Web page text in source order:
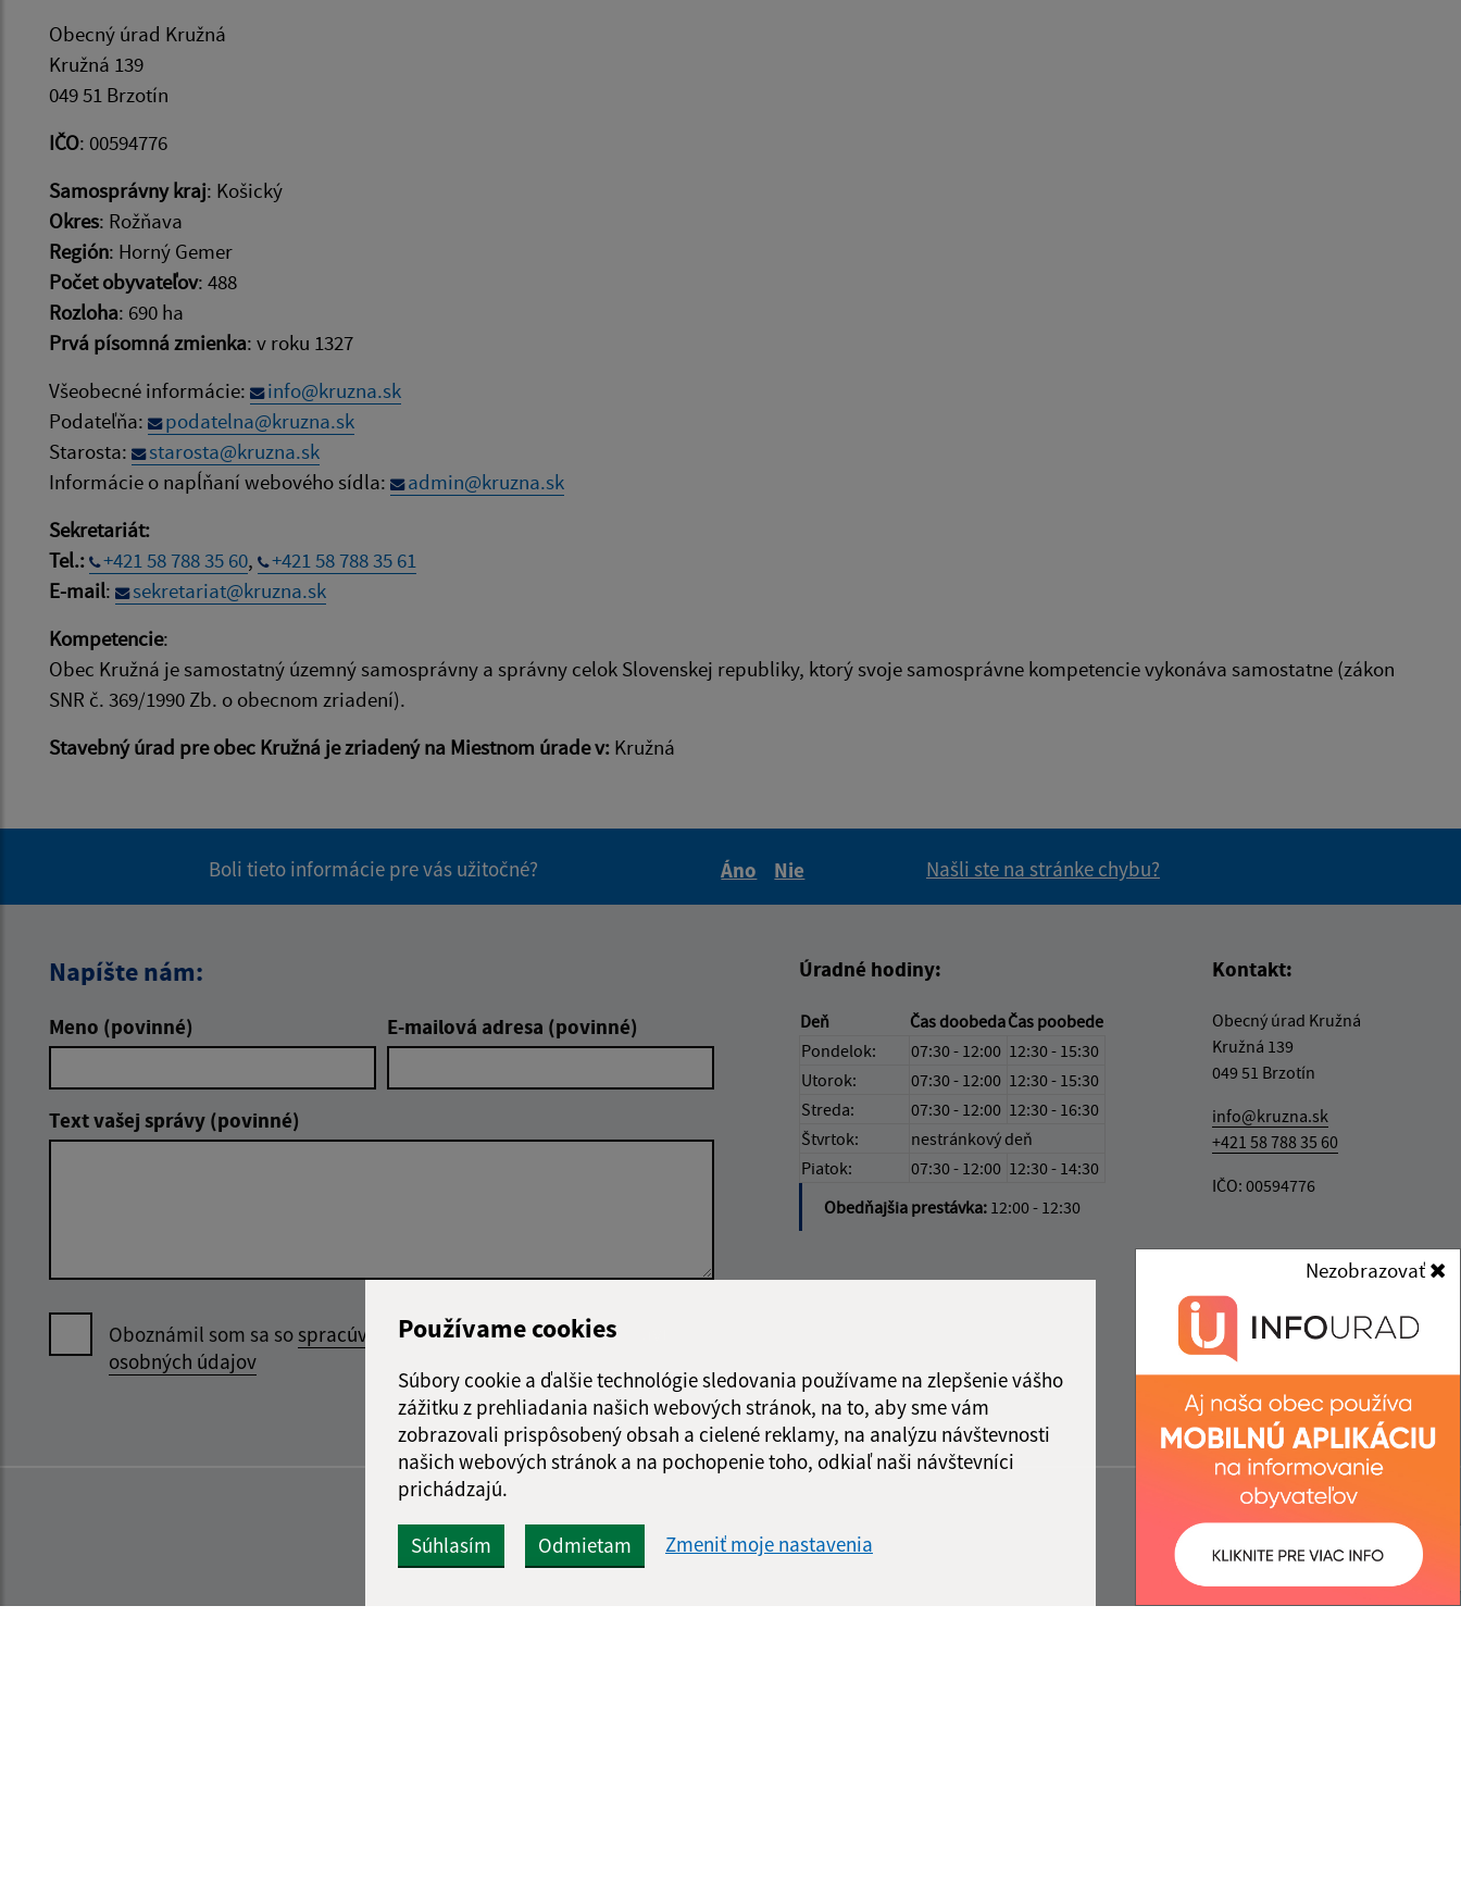
Používame cookies
Súbory cookie a ďalšie technológie sledovania používame na zlepšenie vášho
zážitku z prehliadania našich webových stránok, na to, aby sme vám
zobrazovali prispôsobený obsah a cielené reklamy, na analýzu návštevnosti
našich webových stránok a na pochopenie toho, odkiaľ naši návštevníci
prichádzajú.
Súhlasím Odmietam Zmeniť moje nastavenia
Nezobrazovať
Obecný úrad Kružná
Kružná 139
049 51 Brzotín
IČO: 00594776
Samosprávny kraj: Košický
Okres: Rožňava
Región: Horný Gemer
Počet obyvateľov: 488
Rozloha: 690 ha
Prvá písomná zmienka: v roku 1327
Všeobecné informácie:
info@kruzna.sk
Podateľňa:
podatelna@kruzna.sk
Starosta:
starosta@kruzna.sk
Informácie o napĺňaní webového sídla:
admin@kruzna.sk
Sekretariát:
Tel.:
+421 58 788 35 60,
+421 58 788 35 61
E-mail:
sekretariat@kruzna.sk
Kompetencie:
Obec Kružná je samostatný územný samosprávny a správny celok Slovenskej republiky, ktorý svoje samosprávne kompetencie vykonáva samostatne (zákon
SNR č. 369/1990 Zb. o obecnom zriadení).
Stavebný úrad pre obec Kružná je zriadený na Miestnom úrade v: Kružná
Boli tieto informácie pre vás užitočné?
Áno
Nie
Našli ste na stránke chybu?
Napíšte nám:
Meno (povinné) E-mailová adresa (povinné)
Text vašej správy (povinné)
Oboznámil som sa sospracúvaním
osobných údajov
Google reCaptcha Response
Odoslať správu
Úradné hodiny:
Deň Čas doobedaČas poobede
Pondelok:
07:30 - 12:00 12:30 - 15:30
Utorok:
07:30 - 12:00 12:30 - 15:30
Streda:
07:30 - 12:00 12:30 - 16:30
Štvrtok:
nestránkový deň
Piatok:
07:30 - 12:00 12:30 - 14:30
Obedňajšia prestávka: 12:00 - 12:30
Kontakt:
Obecný úrad Kružná
Kružná 139
049 51 Brzotín
info@kruzna.sk
+421 58 788 35 60
IČO: 00594776